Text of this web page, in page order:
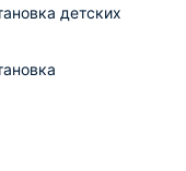
детских